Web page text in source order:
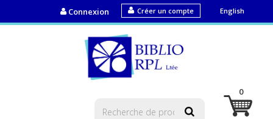
English
Créer un compte
Connexion
0